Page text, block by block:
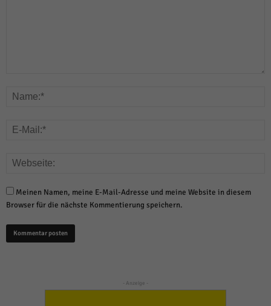
Meinen Namen, meine E-Mail-Adresse und meine Website in diesem
Browser für die nächste Kommentierung speichern.
- Anzeige -